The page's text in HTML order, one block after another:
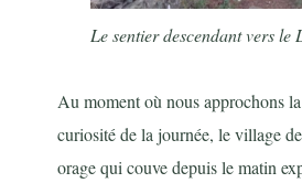
Le sentier descendant vers le
Au moment où nous approchons
curiosité de la journée, le village
orage qui couve depuis le matin